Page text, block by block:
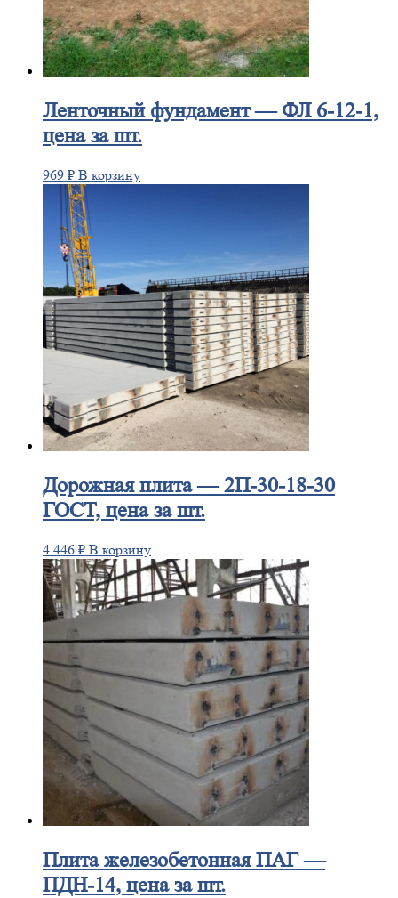
Ленточныйфундамент — ФЛ 6-12-1,
цена за шт.
969 ₽ В корзину
Дорожнаяплита — 2П-30-18-30
ГОСТ, цена за шт.
4 446 ₽ В корзину
Плитажелезобетонная ПАГ —
ПДН-14, цена за шт.